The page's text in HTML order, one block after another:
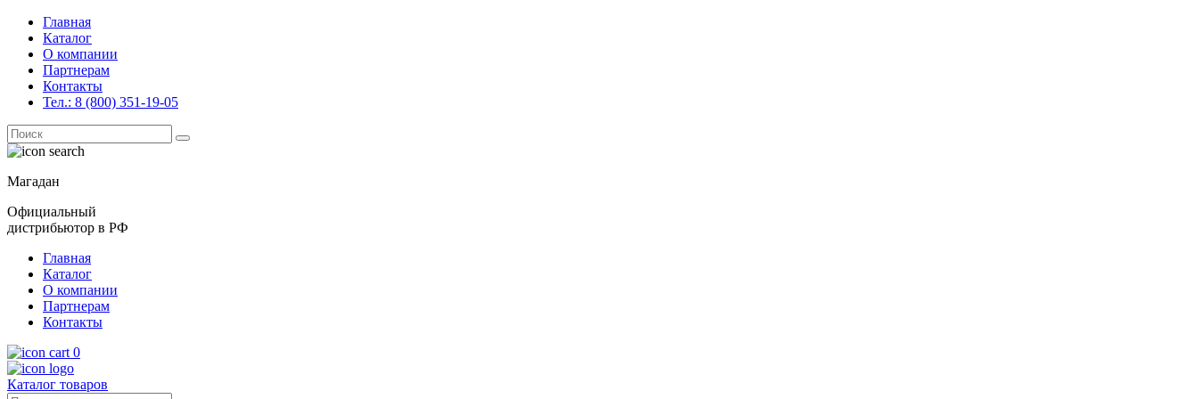
Главная
Каталог
О компании
Партнерам
Контакты
Тел.: 8 (800) 351-19-05
Поиск
for:
Магадан
Официальный
дистрибьютор в РФ
Главная
Каталог
О компании
Партнерам
Контакты
0
Каталог товаров